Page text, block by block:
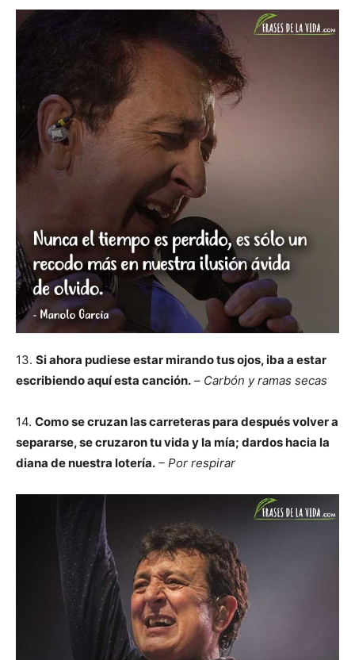
13. Si ahora pudiese estar mirando tus ojos, iba a estar
escribiendo aquí esta canción. – Carbón y ramas secas
14. Como se cruzan las carreteras para después volver a
separarse, se cruzaron tu vida y la mía; dardos hacia la
diana de nuestra lotería. – Por respirar